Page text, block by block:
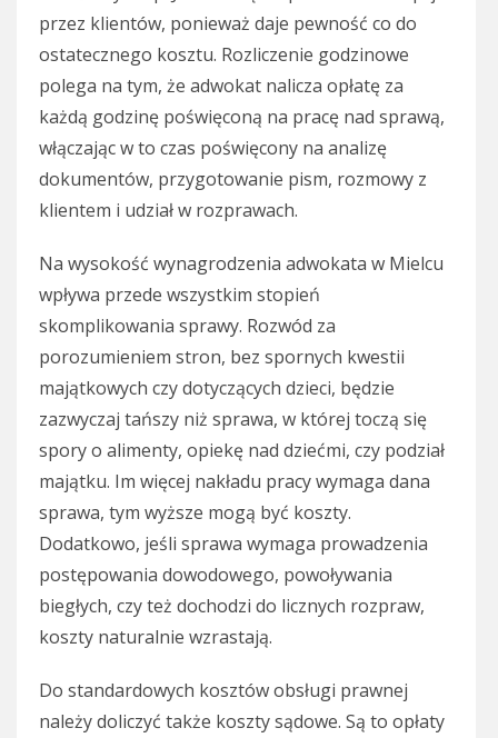
przez klientów, ponieważ daje pewność co do
ostatecznego kosztu. Rozliczenie godzinowe
polega na tym, że adwokat nalicza opłatę za
każdą godzinę poświęconą na pracę nad sprawą,
włączając w to czas poświęcony na analizę
dokumentów, przygotowanie pism, rozmowy z
klientem i udział w rozprawach.
Na wysokość wynagrodzenia adwokata w Mielcu
wpływa przede wszystkim stopień
skomplikowania sprawy. Rozwód za
porozumieniem stron, bez spornych kwestii
majątkowych czy dotyczących dzieci, będzie
zazwyczaj tańszy niż sprawa, w której toczą się
spory o alimenty, opiekę nad dziećmi, czy podział
majątku. Im więcej nakładu pracy wymaga dana
sprawa, tym wyższe mogą być koszty.
Dodatkowo, jeśli sprawa wymaga prowadzenia
postępowania dowodowego, powoływania
biegłych, czy też dochodzi do licznych rozpraw,
koszty naturalnie wzrastają.
Do standardowych kosztów obsługi prawnej
należy doliczyć także koszty sądowe. Są to opłaty